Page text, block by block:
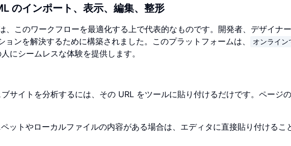
のインポート、表示、編集、整形
、このワークフローを最適化する上で代表的なものです。開発者、デザイナ
ンを解決するために構築されました。このプラットフォームは、
オンライン
にシームレスな体験を提供します。
サイトを分析するには、その URL をツールに貼り付けるだけです。ページ
ットやローカルファイルの内容がある場合は、エディタに直接貼り付けるこ